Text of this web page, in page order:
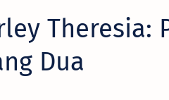
Theresia:
Dua